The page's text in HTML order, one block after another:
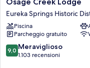
Creek
Lodge
Eureka
Springs
Historic
District
Eureka Springs Historic
Piscina
Parcheggio gratuito
9.0
su
9,0 Meraviglioso
1.103 recensioni